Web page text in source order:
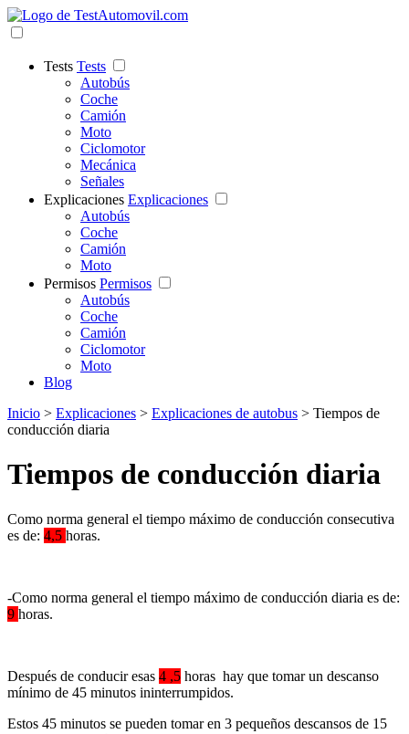
Tests Tests
Autobús
Coche
Camión
Moto
Ciclomotor
Mecánica
Señales
Explicaciones Explicaciones
Autobús
Coche
Camión
Moto
Permisos Permisos
Autobús
Coche
Camión
Ciclomotor
Moto
Blog
Inicio > Explicaciones > Explicaciones de autobus > Tiempos de
conducción diaria
Tiempos de conducción diaria
Como norma general el tiempo máximo de conducción consecutiva
es de: 4,5 horas.
-Como norma general el tiempo máximo de conducción diaria es de:
9 horas.
Después de conducir esas 4 ,5 horas hay que tomar un descanso
mínimo de 45 minutos ininterrumpidos.
Estos 45 minutos se pueden tomar en 3 pequeños descansos de 15